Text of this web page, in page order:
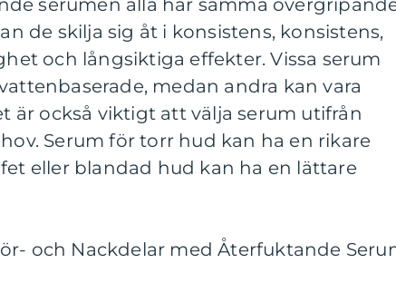
serumen alla har samma
de skilja sig åt i konsistens, konsistens,
och långsiktiga effekter. Vissa serum
medan andra kan vara
är också viktigt att välja serum utifrån
Serum för torr hud kan ha en rikare
eller blandad hud kan ha en lättare
och Nackdelar med Återfuktande